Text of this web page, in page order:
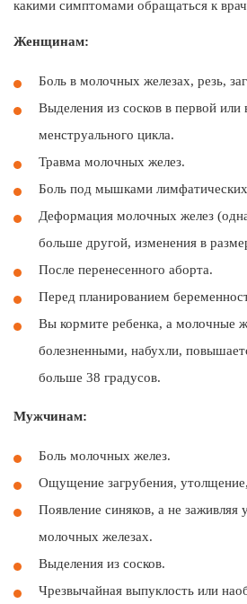
какими симптомами обращаться к
Женщинам:
Боль в молочных железах, резь,
Выделения из сосков в первой или
менструального цикла.
Травма молочных желез.
Боль под мышками лимфатических
Деформация молочных желез
больше другой, изменения в
После перенесенного аборта.
Перед планированием
Вы кормите ребенка, а молочные
болезненными, набухли,
больше 38 градусов.
Мужчинам:
Боль молочных желез.
Ощущение загрубения,
Появление синяков, а не заживляя
молочных железах.
Выделения из сосков.
Чрезвычайная выпуклость или